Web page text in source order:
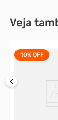
Veja
10% OFF